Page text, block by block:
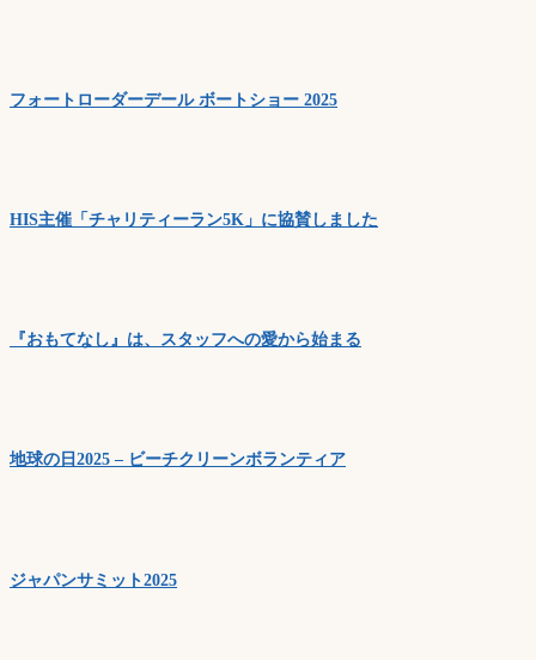
フォートローダーデール ボートショー 2025
HIS主催「チャリティーラン5K」に協賛しました
『おもてなし』は、スタッフへの愛から始まる
地球の日2025 – ビーチクリーンボランティア
ジャパンサミット2025